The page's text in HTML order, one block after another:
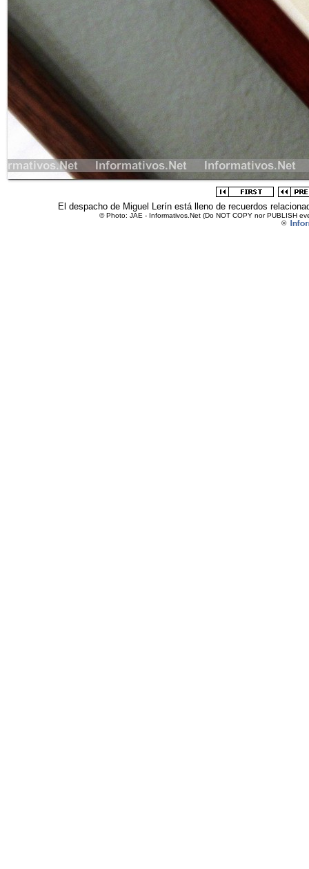
El despacho de Miguel Lerín está lleno de recuerdos
© Photo: JAE - Informativos.Net (Do NOT COPY nor PUBLISH
©